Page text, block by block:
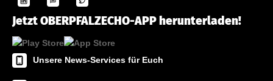
Jetzt OBERPFALZECHO-APP herunterladen!
Unsere News-Services für Euch